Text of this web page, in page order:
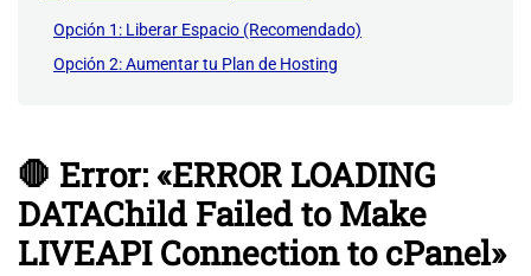
Opción 1: Liberar Espacio (Recomendado)
Opción 2: Aumentar tu Plan de Hosting
🛑 Error: «ERROR LOADING
DATAChild Failed to Make
LIVEAPI Connection to cPanel»